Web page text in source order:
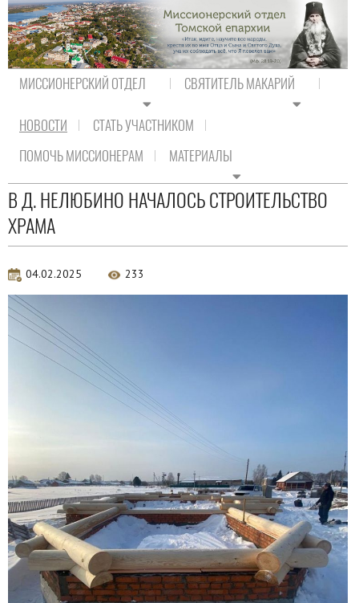
МИССИОНЕРСКИЙ ОТДЕЛ СВЯТИТЕЛЬ МАКАРИЙ
НОВОСТИ
СТАТЬ УЧАСТНИКОМ
ПОМОЧЬ МИССИОНЕРАМ
МАТЕРИАЛЫ
Новости епархии
В Д. НЕЛЮБИНО НАЧАЛОСЬ СТРОИТЕЛЬСТВО
ХРАМА
04.02.2025 233